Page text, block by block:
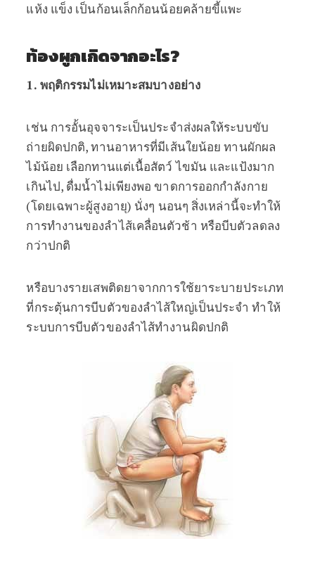
แห้ง แข็ง เป็นก้อนเล็กก้อนน้อยคล้ายขี้แพะ
ท้องผูกเกิดจากอะไร?
1. พฤติกรรมไม่เหมาะสมบางอย่าง
เช่น การอั้นอุจจาระเป็นประจำส่งผลให้ระบบขับ
ถ่ายผิดปกติ, ทานอาหารที่มีเส้นใยน้อย ทานผักผล
ไม้น้อย เลือกทานแต่เนื้อสัตว์ ไขมัน และแป้งมาก
เกินไป, ดื่มน้ำไม่เพียงพอ ขาดการออกกำลังกาย
(โดยเฉพาะผู้สูงอายุ) นั่งๆ นอนๆ สิ่งเหล่านี้จะทำให้
การทำงานของลำไส้เคลื่อนตัวช้า หรือบีบตัวลดลง
กว่าปกติ
หรือบางรายเสพติดยาจากการใช้ยาระบายประเภท
ที่กระตุ้นการบีบตัวของลำไส้ใหญ่เป็นประจำ ทำให้
ระบบการบีบตัวของลำไส้ทำงานผิดปกติ